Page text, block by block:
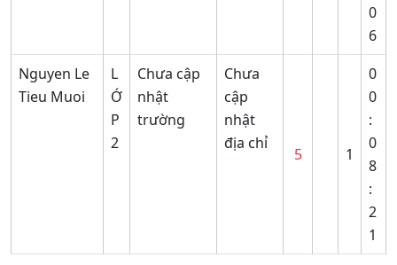
0
6
Nguyen Le
Tieu Muoi
L
Ớ
P
2
Chưa cập
nhật
trường
Chưa
cập
nhật
địa chỉ
5 1
0
0
:
0
8
:
2
1